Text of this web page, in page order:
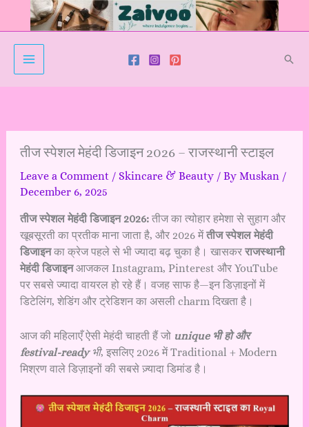
तीज स्पेशल मेहंदी डिजाइन 2026 – राजस्थानी स्टाइल
Leave a Comment / Skincare & Beauty/ By Muskan /
December 6, 2025
तीज स्पेशल मेहंदी डिजाइन 2026:तीज का त्योहार हमेशा से सुहाग और
खूबसूरती का प्रतीक माना जाता है, और 2026 मेंतीज स्पेशल मेहंदी
डिजाइनका क्रेज पहले से भी ज्यादा बढ़ चुका है। खासकर राजस्थानी
मेहंदी डिजाइनआजकल Instagram, Pinterest और YouTube
पर सबसे ज्यादा वायरल हो रहे हैं। वजह साफ है—इन डिज़ाइनों में
डिटेलिंग, शेडिंग और ट्रेडिशन का असली charm दिखता है।
आज की महिलाएँ ऐसी मेहंदी चाहती हैं जो unique भी हो और
festival-readyभी, इसलिए 2026 में Traditional + Modern
मिश्रण वाले डिज़ाइनों की सबसे ज़्यादा डिमांड है।